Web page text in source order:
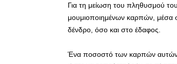
Για τη μείωση του πληθυσμού
μουμιοποιημένων καρπών, μέσα
δένδρο, όσο και στο έδαφος.
Ένα ποσοστό των καρπών αυτών